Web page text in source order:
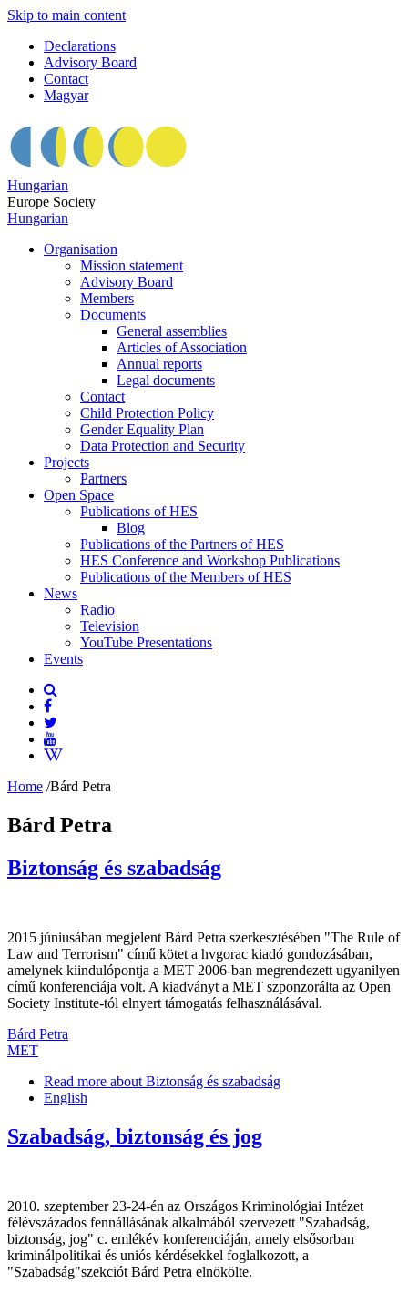
Skip to main content
Declarations
Advisory Board
Contact
Magyar
Hungarian
Europe Society
Hungarian
Organisation
Mission statement
Advisory Board
Members
Documents
General assemblies
Articles of Association
Annual reports
Legal documents
Contact
Child Protection Policy
Gender Equality Plan
Data Protection and Security
Projects
Partners
Open Space
Publications of HES
Blog
Publications of the Partners of HES
HES Conference and Workshop Publications
Publications of the Members of HES
News
Radio
Television
YouTube Presentations
Events
Home /Bárd Petra
Bárd Petra
Biztonság és szabadság
2015 júniusában megjelent Bárd Petra szerkesztésében "The Rule of
Law and Terrorism" című kötet a hvgorac kiadó gondozásában,
amelynek kiindulópontja a MET 2006-ban megrendezett ugyanilyen
című konferenciája volt. A kiadványt a MET szponzorálta az Open
Society Institute-tól elnyert támogatás felhasználásával.
Bárd Petra
MET
Read more about Biztonság és szabadság
English
Szabadság, biztonság és jog
2010. szeptember 23-24-én az Országos Kriminológiai Intézet
félévszázados fennállásának alkalmából szervezett "Szabadság,
biztonság, jog" c. emlékév konferenciáján, amely elsősorban
kriminálpolitikai és uniós kérdésekkel foglalkozott, a
"Szabadság"szekciót Bárd Petra elnökölte.